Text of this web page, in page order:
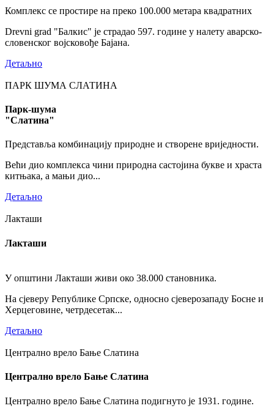
Комплекс се простире на преко 100.000 метара квадратних
Drevni grad "Балкис" је страдао 597. године у налету аварско-
словенског војсковође Бајана.
Детаљно
ПАРК ШУМА СЛАТИНА
Парк-шума
"Слатина"
Представља комбинацију природне и створене вриједности.
Већи дио комплекса чини природна састојина букве и храста
китњака, а мањи дио...
Детаљно
Лакташи
Лакташи
У општини Лакташи живи око 38.000 становника.
На сјеверу Републике Српске, односно сјеверозападу Босне и
Херцеговине, четрдесетак...
Детаљно
Централно врело Бање Слатина
Централно врело Бање Слатина
Централно врело Бање Слатина подигнуто је 1931. године.